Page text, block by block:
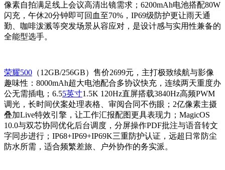
像素自拍满足线上会议高清出镜需求；6200mAh电池搭配80W
闪充，午休20分钟即可回血至70%，IP69级防护更让雨天通
勤、咖啡泼溅等突发场景从容应对，是设计感与实用性兼备的
全能型选手。
荣耀500 （12GB/256GB）售价2699元，主打极致续航与影像
趣味性：8000mAh超大电池配合多协议快充，连续两天重度办
公无需插电；6.55英寸1.5K 120Hz直屏搭载3840Hz高频PWM
调光，长时间伏案处理表格、审阅合同不伤眼；2亿像素主摄
叠加Live特效引擎，让工作汇报配图更具表现力；MagicOS
10.0与双芯协同优化后台调度，分屏操作PDF批注与语音转文
字同步进行；IP68+IP69+IP69K三重防护认证，远超日常防尘
防水所需，适合频繁差旅、户外协作的务实派。